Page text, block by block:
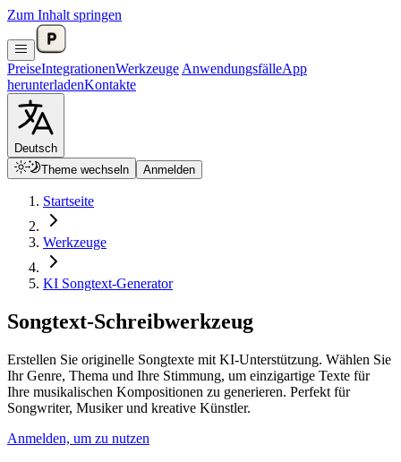
Zum Inhalt springen
PreiseIntegrationenWerkzeuge AnwendungsfälleApp
herunterladenKontakte
Deutsch
Theme wechseln
Anmelden
Startseite
Werkzeuge
KI Songtext-Generator
Songtext-Schreibwerkzeug
Erstellen Sie originelle Songtexte mit KI-Unterstützung. Wählen Sie
Ihr Genre, Thema und Ihre Stimmung, um einzigartige Texte für
Ihre musikalischen Kompositionen zu generieren. Perfekt für
Songwriter, Musiker und kreative Künstler.
Anmelden, um zu nutzen